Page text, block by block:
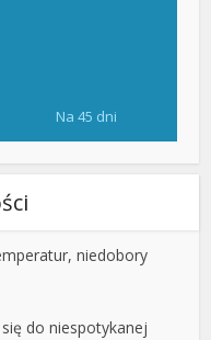
Na 45 dni
niedobory
się do niespotykanej